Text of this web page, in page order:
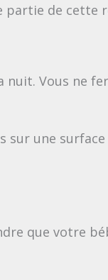
partie de cette
Vous ne
sur une surface
que votre